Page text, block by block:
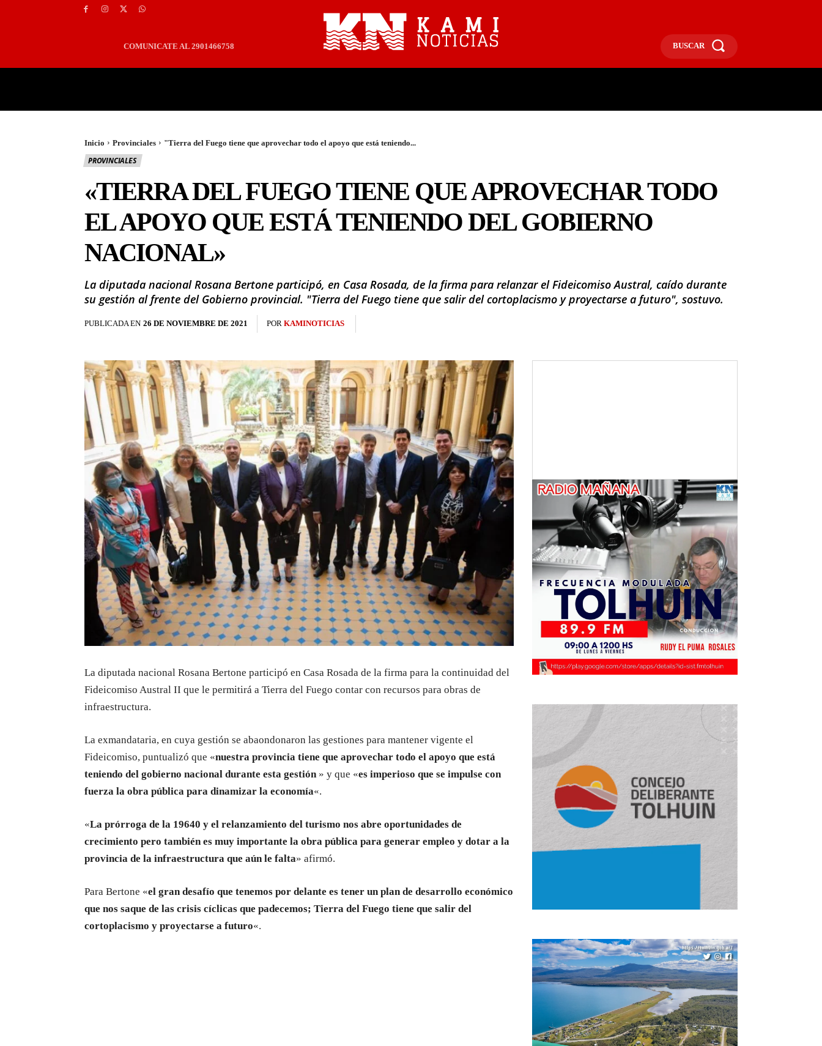
COMUNICATE AL 2901466758 BUSCAR
Inicio Provinciales "Tierra del Fuego tiene que aprovechar todo el apoyo que está teniendo...
PROVINCIALES
«TIERRA DEL FUEGO TIENE QUE APROVECHAR TODO
EL APOYO QUE ESTÁ TENIENDO DEL GOBIERNO
NACIONAL»
La diputada nacional Rosana Bertone participó, en Casa Rosada, de la firma para relanzar el Fideicomiso Austral, caído durante
su gestión al frente del Gobierno provincial. "Tierra del Fuego tiene que salir del cortoplacismo y proyectarse a futuro", sostuvo.
PUBLICADA EN 26 DE NOVIEMBRE DE 2021 POR KAMINOTICIAS
La diputada nacional Rosana Bertone participó en Casa Rosada de la firma para la continuidad del
Fideicomiso Austral II que le permitirá a Tierra del Fuego contar con recursos para obras de
infraestructura.
La exmandataria, en cuya gestión se abaondonaron las gestiones para mantener vigente el
Fideicomiso, puntualizó que «nuestra provincia tiene que aprovechar todo el apoyo que está
teniendo del gobierno nacional durante esta gestión» y que «es imperioso que se impulse con
fuerza la obra pública para dinamizar la economía«.
«La prórroga de la 19640 y el relanzamiento del turismo nos abre oportunidades de
crecimiento pero también es muy importante la obra pública para generar empleo y dotar a la
provincia de la infraestructura que aún le falta» afirmó.
Para Bertone «el gran desafío que tenemos por delante es tener un plan de desarrollo económico
que nos saque de las crisis cíclicas que padecemos; Tierra del Fuego tiene que salir del
cortoplacismo y proyectarse a futuro«.